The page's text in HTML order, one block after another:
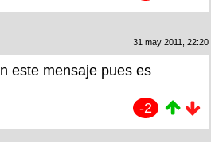
31 may 2011, 22:20
este mensaje pues es
-2